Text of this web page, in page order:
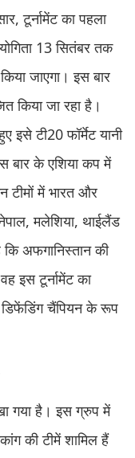
टूर्नामेंट का पहला
13 सितंबर तक
जाएगा। इस बार
किया जा रहा है।
इसे टी20 फॉर्मेट यानी
के एशिया कप में
टीमों में भारत और
मलेशिया, थाईलैंड
अफगानिस्तान की
इस टूर्नामेंट का
डिफेंडिंग चैंपियन के रूप
गया है। इस ग्रुप में
की टीमें शामिल हैं